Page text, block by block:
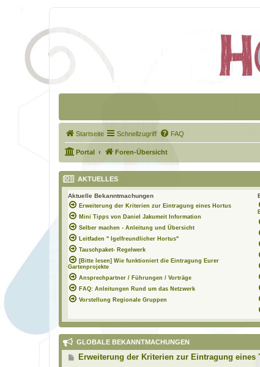
Startseite Schnellzugriff FAQ
Portal Foren-Übersicht
AKTUELLES
Aktuelle Bekanntmachungen
Erweiterung der Kriterien zur Eintragung eines Hortus
Mini Tipps von Daniel Jakumeit Information
Selber machen - Anleitung und Übersicht
Leitfaden " Igelfreundlicher Hortus"
Tauschpaket- Regelwerk
[Bitte lesen] Wie funktioniert die Eintragung Eurer
Gartenprojekte
Ansprechpartner / Führungen / Vorträge
FAQ: Anleitungen Rund um das Netzwerk
Vorstellung Regionale Gruppen
GLOBALE BEKANNTMACHUNGEN
B
e
Erweiterung der Kriterien zur Eintragung eines